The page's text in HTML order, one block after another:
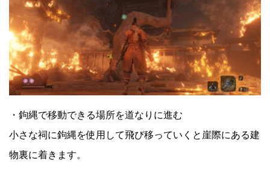
・鉤縄で移動できる場所を道なりに進む
小さな祠に鉤縄を使用して飛び移っていくと崖際にある建
物裏に着きます。